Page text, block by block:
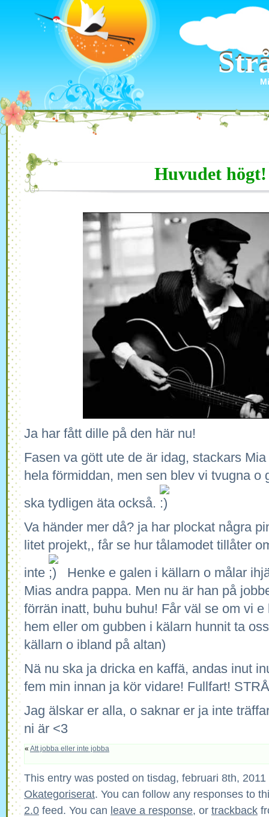
Huvudet högt!
Ja har fått dille på den här nu!
Fasen va gött ute de är idag, stackars
hela förmiddan, men sen blev vi tvugna o
ska tydligen äta också.
Va händer mer då? ja har plockat några
litet projekt,, får se hur tålamodet tillåter
inte
Henke e galen i källarn o målar
Mias andra pappa. Men nu är han på
förrän inatt, buhu buhu! Får väl se om vi
hem eller om gubben i kälarn hunnit ta
källarn o ibland på altan)
Nä nu ska ja dricka en kaffä, andas inut
fem min innan ja kör vidare! Fullfart!
Jag älskar er alla, o saknar er ja inte
ni är <3
« Att jobba eller inte jobba
This entry was posted on tisdag, februari 8th,
Okategoriserat. You can follow any responses to
2.0 feed. You can leave a response, or trackback